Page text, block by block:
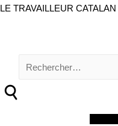
LE TRAVAILLEUR CATALAN
Rechercher :